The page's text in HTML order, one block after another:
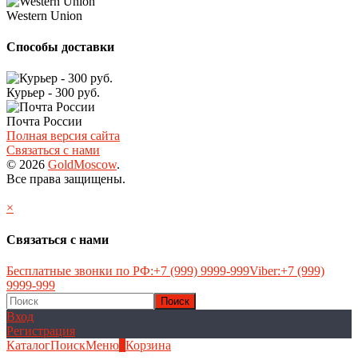
Western Union
Способы доставки
Курьер - 300 руб.
Почта России
Полная версия сайта
Связаться с нами
© 2026 GoldMoscow.
Все права защищены.
×
Связаться с нами
Бесплатные звонки по РФ:+7 (999) 9999-999Viber:+7 (999)
9999-999
Вход
Регистрация
КаталогПоискМеню Корзина